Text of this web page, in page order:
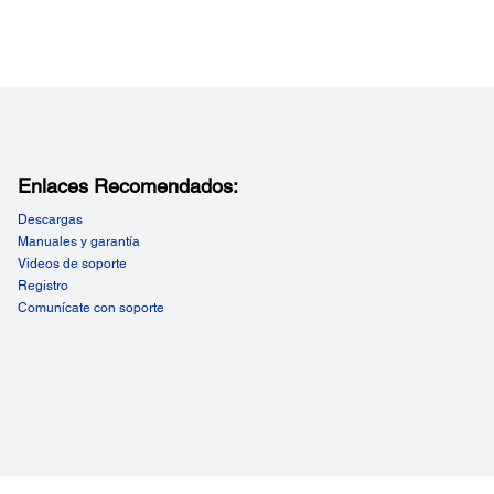
Enlaces Recomendados:
Descargas
Manuales y garantía
Videos de soporte
Registro
Comunícate con soporte